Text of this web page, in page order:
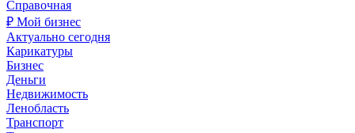
Справочная
₽ Мой бизнес
Актуально сегодня
Карикатуры
Бизнес
Деньги
Недвижимость
Ленобласть
Транспорт